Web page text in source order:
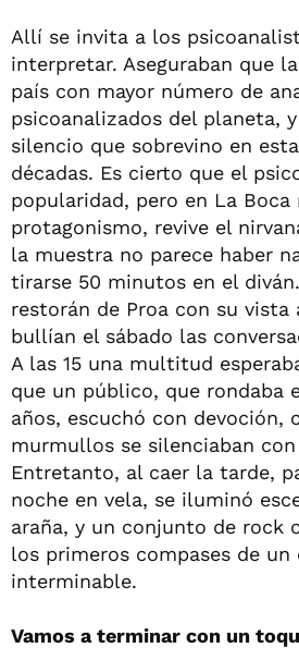
Allí se invita a los
interpretar. Aseguraban que
país con mayor número de
psicoanalizados del planeta,
silencio que sobrevino en
décadas. Es cierto que el
popularidad, pero en La Boca
protagonismo, revive el
la muestra no parece haber
tirarse 50 minutos en el
restorán de Proa con su vista
bullían el sábado las
A las 15 una multitud
que un público, que rondaba
años, escuchó con devoción,
murmullos se silenciaban
Entretanto, al caer la tarde,
noche en vela, se iluminó
araña, y un conjunto de rock
los primeros compases de un
interminable.
Vamos a terminar con un